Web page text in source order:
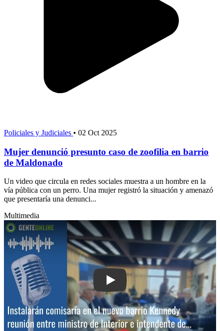
Policiales y Judiciales • 02 Oct 2025
Mujer denunció presunto caso de zoofilia en barrio
de Maldonado
Un video que circula en redes sociales muestra a un hombre en la
vía pública con un perro. Una mujer registró la situación y amenazó
que presentaría una denunci...
Multimedia
Play: Instalarán comisaría en el